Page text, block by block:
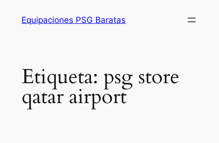
Equipaciones PSG Baratas
Etiqueta: psg store
qatar airport